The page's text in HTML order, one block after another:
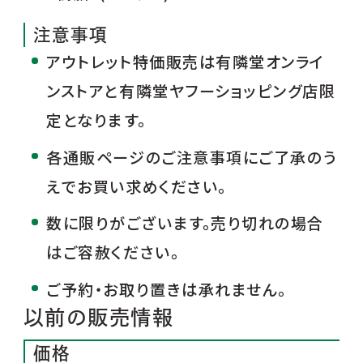
注意事項
アウトレット特価販売は有隣堂オンライ
ンストアと有隣堂ヤフーショッピング店限
定となります。
各通販ページのご注意事項にご了承のう
えでお買い求めください。
数に限りがございます。売り切れの場合
はご容赦ください。
ご予約・お取り置きは承れません。
以前の販売情報
価格